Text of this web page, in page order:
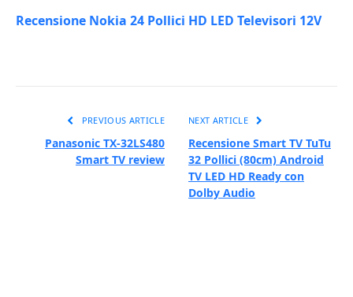
Recensione Nokia 24 Pollici HD LED Televisori 12V
PREVIOUS ARTICLE
Panasonic TX-32LS480
Smart TV review
NEXT ARTICLE
Recensione Smart TV TuTu
32 Pollici (80cm) Android
TV LED HD Ready con
Dolby Audio